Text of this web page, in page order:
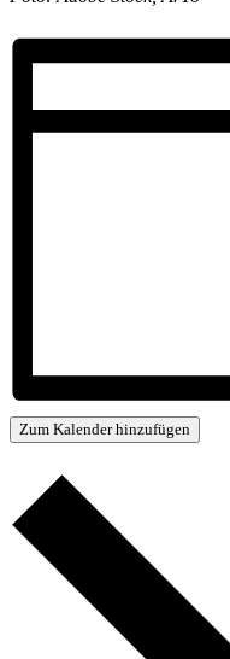
Zum Kalender hinzufügen